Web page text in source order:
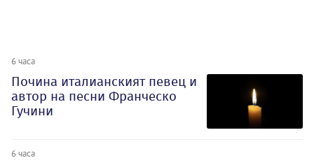
6 часа
Почина италианският певец и
автор на песни Франческо
Гучини
6 часа